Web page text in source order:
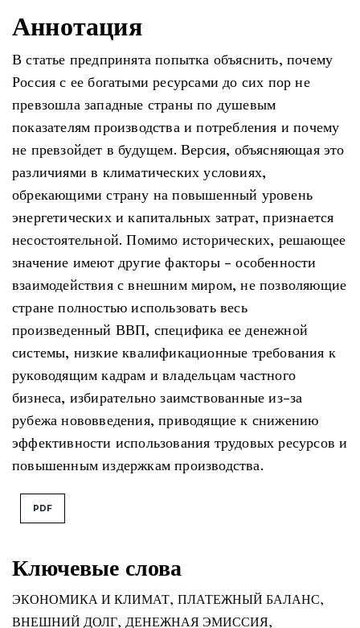
Ключевые слова
ЭКОНОМИКА И КЛИМАТ, ПЛАТЕЖНЫЙ БАЛАНС,
ВНЕШНИЙ ДОЛГ, ДЕНЕЖНАЯ ЭМИССИЯ,
Аннотация
В статье предпринята попытка объяснить, почему
Россия с ее богатыми ресурсами до сих пор не
превзошла западные страны по душевым
показателям производства и потребления и почему
не превзойдет в будущем. Версия, объясняющая это
различиями в климатических условиях,
обрекающими страну на повышенный уровень
энергетических и капитальных затрат, признается
несостоятельной. Помимо исторических, решающее
значение имеют другие факторы - особенности
взаимодействия с внешним миром, не позволяющие
стране полностью использовать весь
произведенный ВВП, специфика ее денежной
системы, низкие квалификационные требования к
руководящим кадрам и владельцам частного
бизнеса, избирательно заимствованные из-за
рубежа нововведения, приводящие к снижению
эффективности использования трудовых ресурсов и
повышенным издержкам производства.
PDF